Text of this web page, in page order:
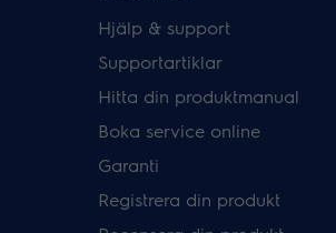
Hjälp & support
Supportartiklar
Hitta din produktmanual
Boka service online
Garanti
Registrera din produkt